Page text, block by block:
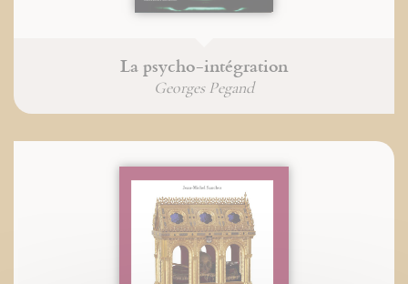
La psycho-intégration
Georges Pegand